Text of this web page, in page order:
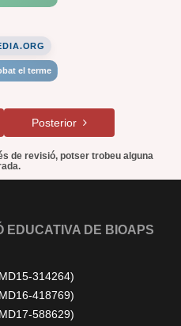
el terme
Posterior
de revisió, potser trobeu alguna
EDUCATIVA DE BIOAPS
314264)
418769)
588629)